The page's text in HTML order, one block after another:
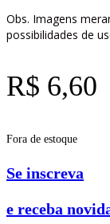
Obs. Imagens
possibilidades de
R$ 6,60
Fora de estoque
Se inscreva
e receba